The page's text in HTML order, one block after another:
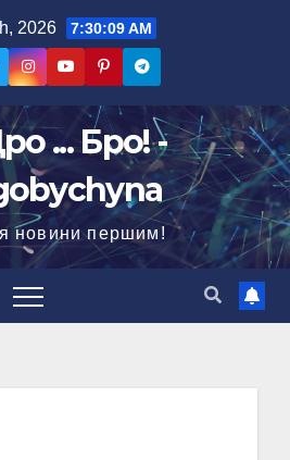
2026 7:30:10 AM
... Бро! -
новини першим!